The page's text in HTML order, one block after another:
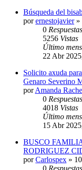
Búsqueda del
porernestojavier»
0 Respuestas
5256 Vistas
Último
22 Abr
Solicito axuda
Genaro Severino
porAmanda
0 Respuestas
4018 Vistas
Último
15 Abr
BUSCO
RODRIGUEZ
porCarlospex »
0 Respuestas